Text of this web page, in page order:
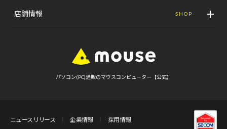
店舗情報 SHOP
パソコン(PC)通販のマウスコンピューター【公式】
ニュースリリース 企業情報 採用情報